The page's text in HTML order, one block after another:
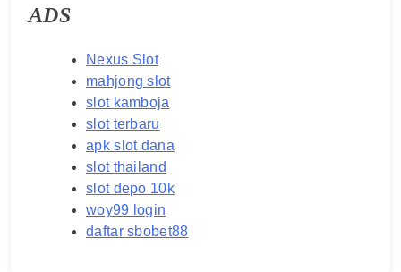
ADS
Nexus Slot
mahjong slot
slot kamboja
slot terbaru
apk slot dana
slot thailand
slot depo 10k
woy99 login
daftar sbobet88